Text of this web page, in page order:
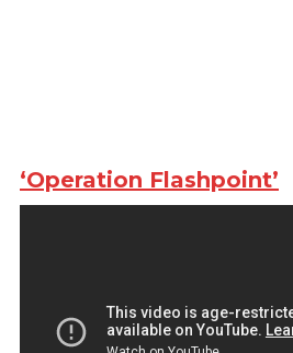
‘Operation Flashpoint’